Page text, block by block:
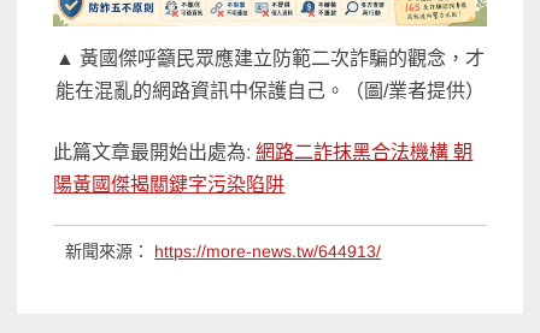
▲ 黃國傑呼籲民眾應建立防範二次詐騙的觀念，才
能在混亂的網路資訊中保護自己。（圖/業者提供）
此篇文章最開始出處為:網路二詐抹黑合法機構 朝
陽黃國傑揭關鍵字污染陷阱
新聞來源： https://more-news.tw/644913/